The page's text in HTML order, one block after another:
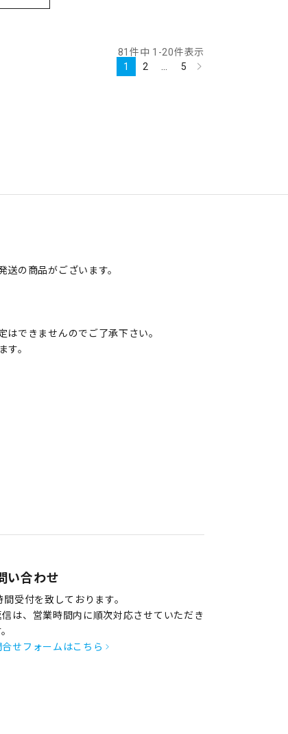
81 件中 1 -20件表示
1
2 5
の商品がございます。
できませんのでご了承下さい。
。
い合わせ
間受付を致しております。
信は、営業時間内に順次対応させていただき
合せフォームはこちら